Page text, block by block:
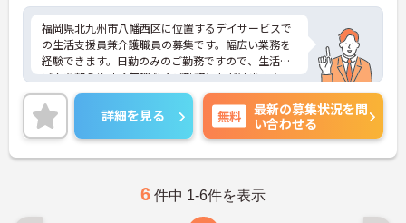
福岡県北九州市八幡西区に位置するデイサービスで
の生活支援員兼介護職員の募集です。幅広い業務を
経験できます。日勤のみのご勤務ですので、生活リ
ズムを整えやすく無理なくご勤務いただけます♪
ご興味ある方には、面接対策ポイントなど、さらに
詳細をお話しいたしますのでお気軽にご相談くださ
い！
詳細を見る 無料
最新の募集状況を問
い合わせる
6 件中 1-6件を表示